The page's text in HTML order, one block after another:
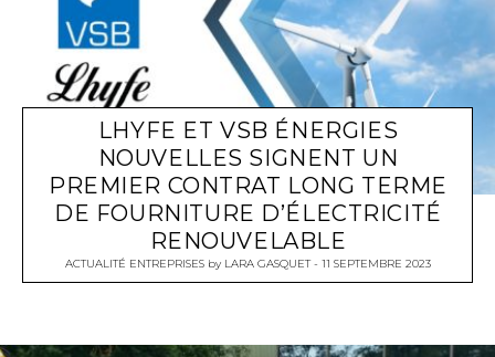
LHYFE ET VSB ÉNERGIES
NOUVELLES SIGNENT UN
PREMIER CONTRAT LONG TERME
DE FOURNITURE D’ÉLECTRICITÉ
RENOUVELABLE
ACTUALITÉ ENTREPRISES by LARA GASQUET 11 SEPTEMBRE 2023